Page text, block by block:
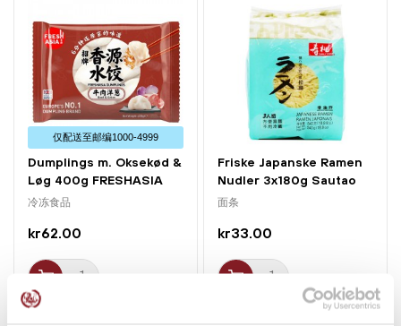
仅配送⾄邮编1000-4999
Dumplings m. Oksekød &
Løg 400g FRESHASIA
冷冻食品
kr62.00
Friske Japanske Ramen
Nudler 3x180g Sautao
面条
kr33.00